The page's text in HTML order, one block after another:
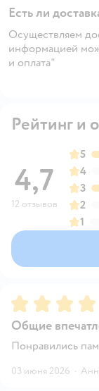
Есть ли
Осуществляем
информацией
и оплата"
Рейтинг и
4,7
12 отзывов
5
4
3
2
1
Рейтинг:5
Общие
Понравились
03 июня 2026 ·